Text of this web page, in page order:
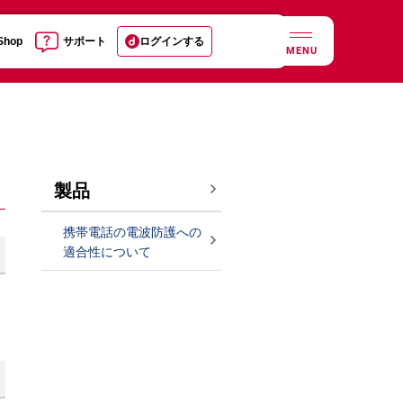
サポート ログインする
MENU
製品
携帯電話の電波防護への
適合性について